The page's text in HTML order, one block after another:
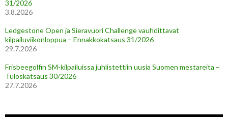
31/2026
3.8.2026
Ledgestone Open ja Sieravuori Challenge vauhdittavat
kilpailuviikonloppua – Ennakkokatsaus 31/2026
29.7.2026
Frisbeegolfin SM-kilpailuissa juhlistettiin uusia Suomen mestareita –
Tuloskatsaus 30/2026
27.7.2026